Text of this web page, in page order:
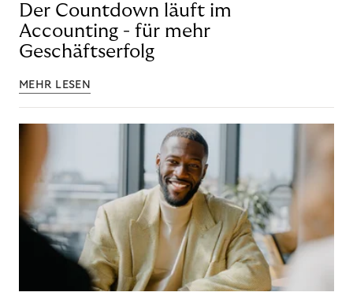
Der Countdown läuft im
Accounting - für mehr
Geschäftserfolg
MEHR LESEN